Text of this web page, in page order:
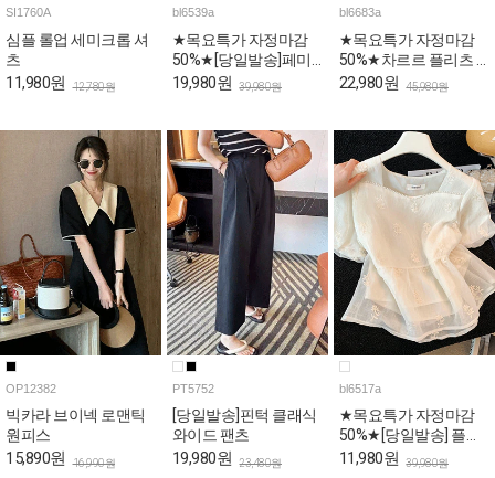
SI1760A
심플 롤업 세미크롭 셔
츠
11,980원 12,780원
bl6539a
★목요특가 자정마감
50%★[당일발송]페미
닌 프릴 뷔스티에 민소
19,980원 39,980원
bl6683a
★목요특가 자정마감
50%★차르르 플리츠 A
라인 언발 블라우스
22,980원 45,980원
OP12382
빅카라 브이넥 로맨틱
원피스
15,890원 16,990원
PT5752
[당일발송]핀턱 클래식
와이드 팬츠
19,980원 23,480원
bl6517a
★목요특가 자정마감
50%★[당일발송] 플라
워 자수 스퀘어 퍼프 페
11,980원 39,980원